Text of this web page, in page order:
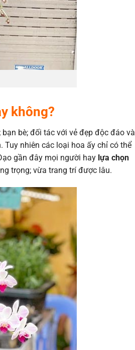
không?
bè; đối tác với vẻ đẹp độc đáo và
nhiên các loại hoa ấy chỉ có thể
gần đây mọi người hay lựa chọn
trọng; vừa trang trí được lâu.